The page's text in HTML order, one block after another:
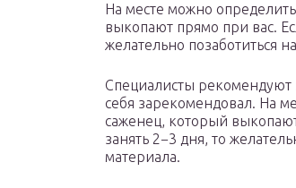
На месте можно
выкопают прямо при вас.
желательно позаботиться
Специалисты
себя зарекомендовал. На
саженец, который
занять 2−3 дня, то
материала.